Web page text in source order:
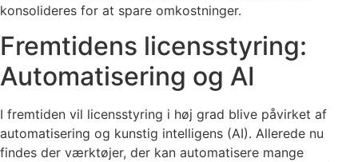
konsolideres for at spare omkostninger.
Fremtidens licensstyring:
Automatisering og AI
I fremtiden vil licensstyring i høj grad blive påvirket af
automatisering og kunstig intelligens (AI). Allerede nu
findes der værktøjer, der kan automatisere mange